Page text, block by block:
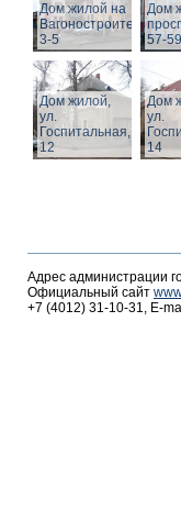
Дом жилой на
Вагоностроительной
3-5
Дом
57-59
Дом жилой,
ул.
Госпитальная,
12
Дом
ул.
14
Адрес администрации
Официальный сайт
+7 (4012) 31-10-31, E-